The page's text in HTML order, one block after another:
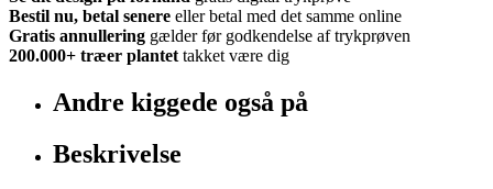
Bestil nu, betal senere eller betal med det samme online
Gratis annullering gælder før godkendelse af trykprøven
200.000+ træer plantet takket være dig
Andre kiggede også på
Beskrivelse